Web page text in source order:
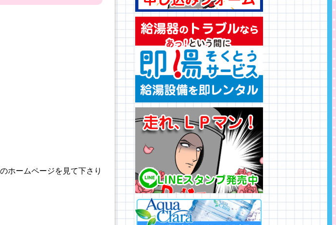
ホームページを見て下さり